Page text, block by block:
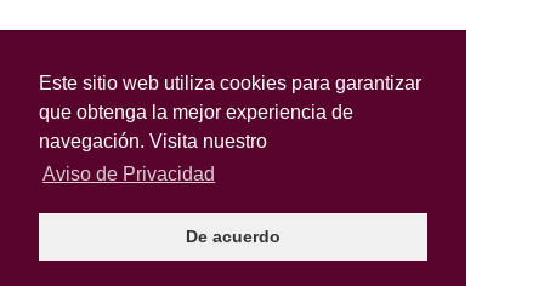
Este sitio web utiliza cookies para garantizar
que obtenga la mejor experiencia de
navegación. Visita nuestro
Aviso de Privacidad
De acuerdo